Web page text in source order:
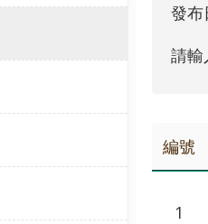
發布
請輸
編號
1